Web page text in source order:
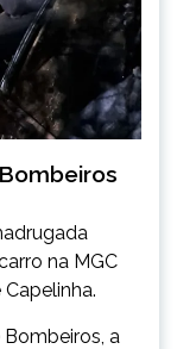
na MGC
a